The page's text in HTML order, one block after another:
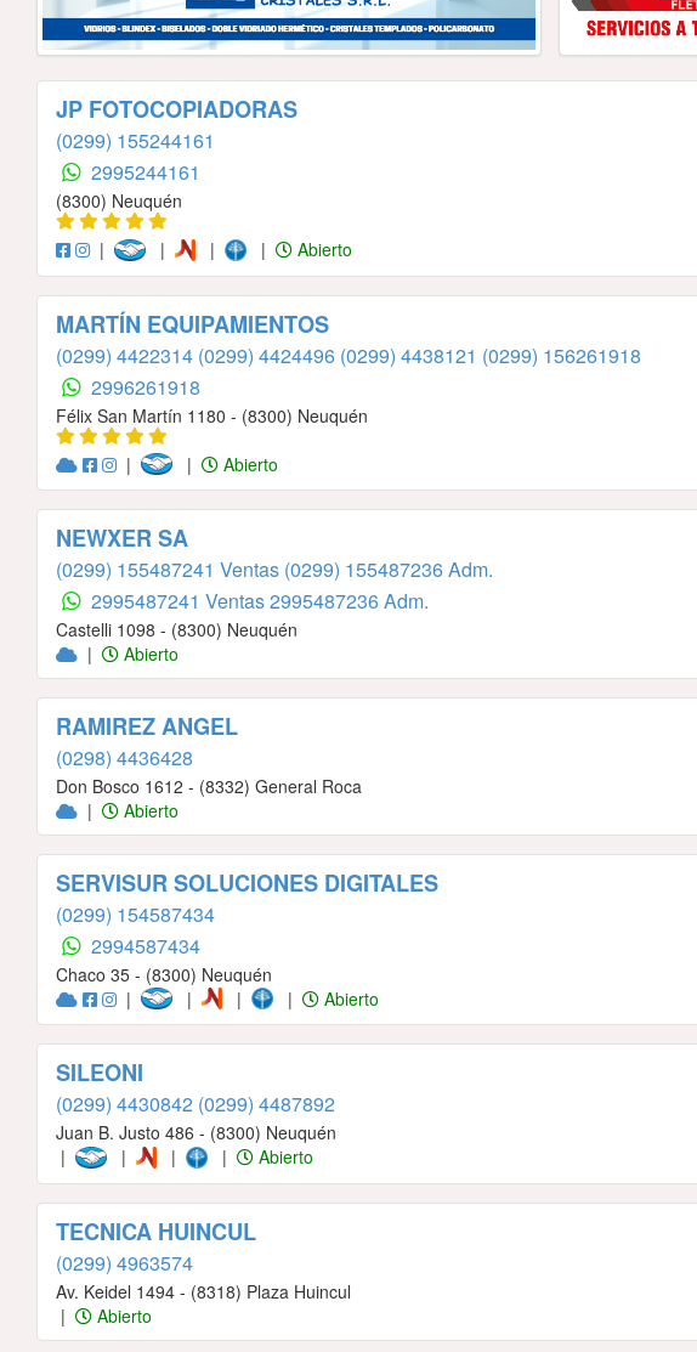
JP FOTOCOPIADORAS
(0299) 155244161
2995244161
(8300) Neuquén
|
| | | Abierto
MARTÍN EQUIPAMIENTOS
(0299) 4422314 (0299) 4424496 (0299) 4438121 (0299) 156261918
2996261918
Félix San Martín 1180 - (8300) Neuquén
|
| Abierto
NEWXER SA
(0299) 155487241 Ventas (0299) 155487236 Adm.
2995487241 Ventas2995487236 Adm.
Castelli 1098 - (8300) Neuquén
|
Abierto
RAMIREZ ANGEL
(0298) 4436428
Don Bosco 1612 - (8332) General Roca
|
Abierto
SERVISUR SOLUCIONES DIGITALES
(0299) 154587434
2994587434
Chaco 35 - (8300) Neuquén
|
| | | Abierto
SILEONI
(0299) 4430842 (0299) 4487892
Juan B. Justo 486 - (8300) Neuquén
|
| | | Abierto
TECNICA HUINCUL
(0299) 4963574
Av. Keidel 1494 - (8318) Plaza Huincul
|
Abierto